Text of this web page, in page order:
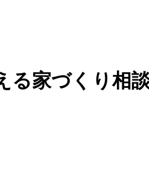
る家づくり相